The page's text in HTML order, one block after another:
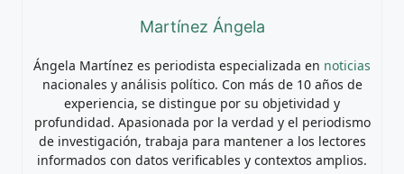
Martínez Ángela
Ángela Martínez es periodista especializada en noticias
nacionales y análisis político. Con más de 10 años de
experiencia, se distingue por su objetividad y
profundidad. Apasionada por la verdad y el periodismo
de investigación, trabaja para mantener a los lectores
informados con datos verificables y contextos amplios.